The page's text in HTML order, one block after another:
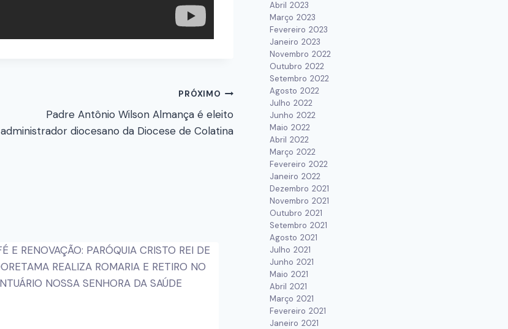
PRÓXIMO
Padre Antônio Wilson Almança é eleito
administrador diocesano da Diocese de Colatina
Abril 2023
Março 2023
Fevereiro 2023
Janeiro 2023
Novembro 2022
Outubro 2022
Setembro 2022
Agosto 2022
Julho 2022
Junho 2022
Maio 2022
Abril 2022
Março 2022
Fevereiro 2022
Janeiro 2022
Dezembro 2021
Novembro 2021
Outubro 2021
Setembro 2021
Agosto 2021
Julho 2021
Junho 2021
Maio 2021
Abril 2021
Março 2021
Fevereiro 2021
Janeiro 2021